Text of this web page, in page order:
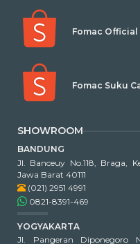
Fomac Official
Fomac Suku
SHOWROOM
BANDUNG
Jl. Banceuy No.118, Braga,
Jawa Barat 40111
(021) 2951 4991
0821-8391-469
YOGYAKARTA
Jl. Pangeran Diponegoro